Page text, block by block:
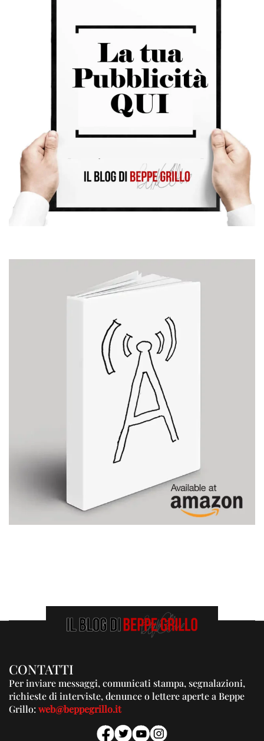
CONTATTI
Per inviare messaggi, comunicati stampa, segnalazioni,
richieste di interviste, denunce o lettere aperte a Beppe
Grillo:web@beppegrillo.it